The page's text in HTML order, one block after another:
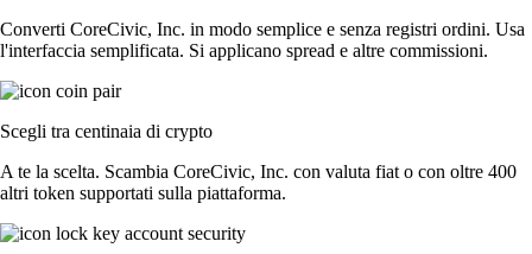
Converti CoreCivic, Inc. in modo semplice e senza registri ordini. Usa
l'interfaccia semplificata. Si applicano spread e altre commissioni.
Scegli tra centinaia di crypto
A te la scelta. Scambia CoreCivic, Inc. con valuta fiat o con oltre 400
altri token supportati sulla piattaforma.